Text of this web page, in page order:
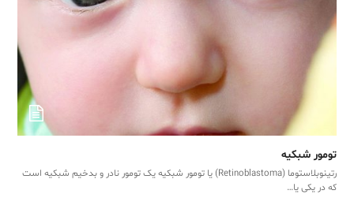
تومور شبکیه
رتینوبلاستوما (Retinoblastoma) یا تومور شبکیه یک تومور نادر و بدخیم شبکیه است
که در یکی یا…